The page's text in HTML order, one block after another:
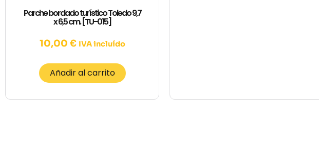
Parche bordado turístico Toledo 9,7
x 6,5 cm. [TU-015]
10,00 € IVA incluído
Añadir al carrito